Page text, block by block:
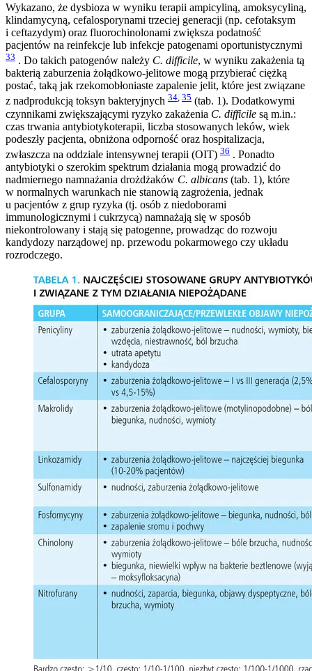
Wykazano, że dysbioza w wyniku terapii ampicyliną, amoksycyliną,
klindamycyną, cefalosporynami trzeciej generacji (np. cefotaksym
i ceftazydym) oraz fluorochinolonami zwiększa podatność
pacjentów na reinfekcje lub infekcje patogenami oportunistycznymi
33 . Do takich patogenów należy C. difficile, w wyniku zakażenia tą
bakterią zaburzenia żołądkowo-jelitowe mogą przybierać ciężką
postać, taką jak rzekomobłoniaste zapalenie jelit, które jest związane
z nadprodukcją toksyn bakteryjnych 34, 35 (tab. 1). Dodatkowymi
czynnikami zwiększającymi ryzyko zakażenia C. difficile są m.in.:
czas trwania antybiotykoterapii, liczba stosowanych leków, wiek
podeszły pacjenta, obniżona odporność oraz hospitalizacja,
zwłaszcza na oddziale intensywnej terapii (OIT) 36 . Ponadto
antybiotyki o szerokim spektrum działania mogą prowadzić do
nadmiernego namnażania drożdżaków C. albicans (tab. 1), które
w normalnych warunkach nie stanowią zagrożenia, jednak
u pacjentów z grup ryzyka (tj. osób z niedoborami
immunologicznymi i cukrzycą) namnażają się w sposób
niekontrolowany i stają się patogenne, prowadząc do rozwoju
kandydozy narządowej np. przewodu pokarmowego czy układu
rozrodczego.